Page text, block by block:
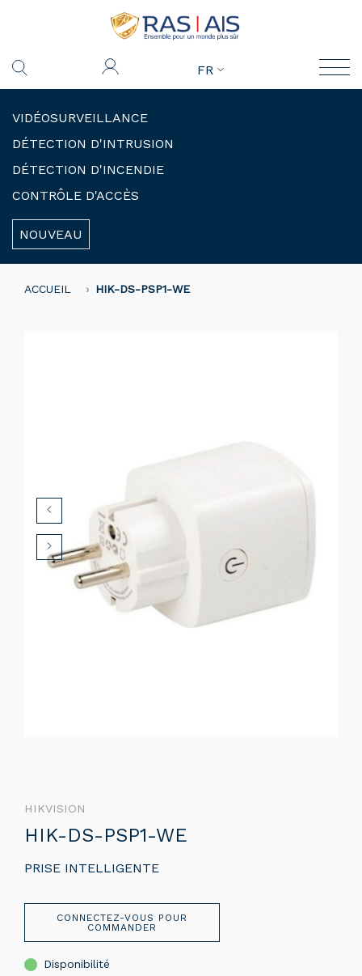
FR
VIDÉOSURVEILLANCE
DÉTECTION D'INTRUSION
DÉTECTION D'INCENDIE
CONTRÔLE D'ACCÈS
NOUVEAU
ACCUEIL HIK-DS-PSP1-WE
HIKVISION
HIK-DS-PSP1-WE
PRISE INTELLIGENTE
CONNECTEZ-VOUS POUR
COMMANDER
Disponibilité